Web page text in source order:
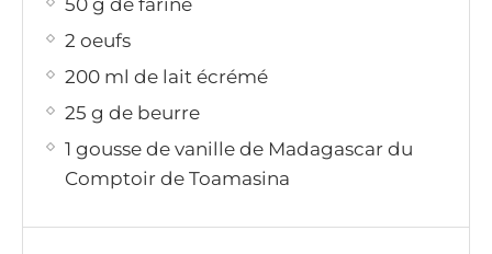
50 g de farine
2 oeufs
200 ml de lait écrémé
25 g de beurre
1 gousse de vanille de Madagascar du
Comptoir de Toamasina